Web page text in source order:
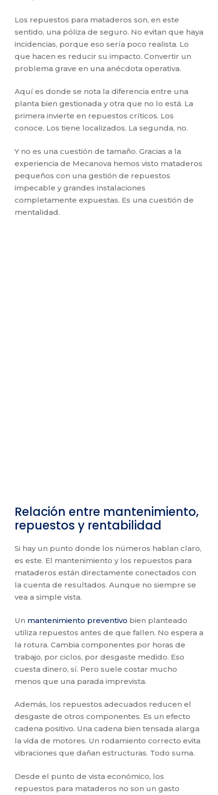
Los repuestos para mataderos son, en este
sentido, una póliza de seguro. No evitan que haya
incidencias, porque eso sería poco realista. Lo
que hacen es reducir su impacto. Convertir un
problema grave en una anécdota operativa.
Aquí es donde se nota la diferencia entre una
planta bien gestionada y otra que no lo está. La
primera invierte en repuestos críticos. Los
conoce. Los tiene localizados. La segunda, no.
Y no es una cuestión de tamaño. Gracias a la
experiencia de Mecanova hemos visto mataderos
pequeños con una gestión de repuestos
impecable y grandes instalaciones
completamente expuestas. Es una cuestión de
mentalidad.
Relación entre mantenimiento,
repuestos y rentabilidad
Si hay un punto donde los números hablan claro,
es este. El mantenimiento y los repuestos para
mataderos están directamente conectados con
la cuenta de resultados. Aunque no siempre se
vea a simple vista.
Un mantenimiento preventivo bien planteado
utiliza repuestos antes de que fallen. No espera a
la rotura. Cambia componentes por horas de
trabajo, por ciclos, por desgaste medido. Eso
cuesta dinero, sí. Pero suele costar mucho
menos que una parada imprevista.
Además, los repuestos adecuados reducen el
desgaste de otros componentes. Es un efecto
cadena positivo. Una cadena bien tensada alarga
la vida de motores. Un rodamiento correcto evita
vibraciones que dañan estructuras. Todo suma.
Desde el punto de vista económico, los
repuestos para mataderos no son un gasto